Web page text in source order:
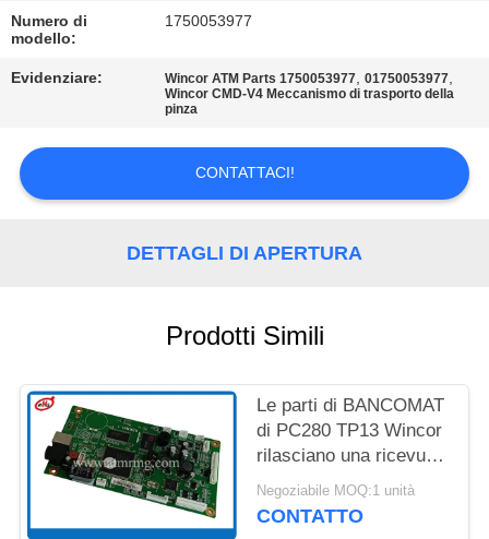
NOTIZIE
CASI
RICHIEDI UN
PREVENTIVO
POLITICA
SULLA
RISERVATEZZA
Numero di
modello:
1750053977
Evidenziare: Wincor ATM Parts 1750053977,01750053977,
Wincor CMD-V4 Meccanismo di trasporto della
pinza
CONTATTACI!
DETTAGLI DI APERTURA
Prodotti Simili
Le parti di BANCOMAT
di PC280 TP13 Wincor
rilasciano una ricevuta
lo stampatore Control
Board 01750189334
Negoziabile MOQ:1 unità
CONTATTO